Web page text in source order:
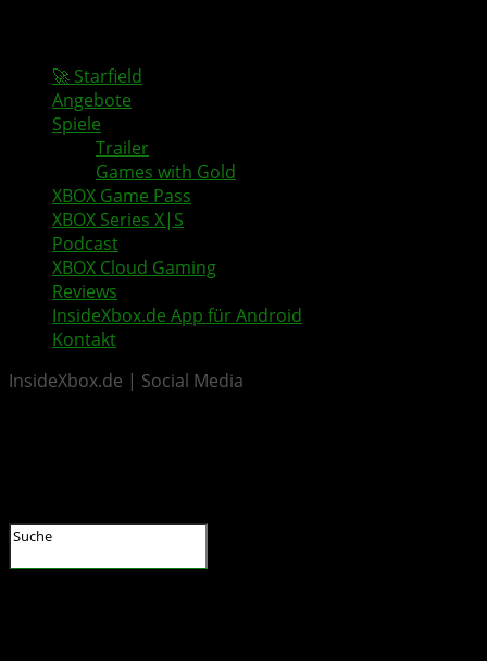
🚀 Starfield
Angebote
Spiele
Trailer
Games with Gold
XBOX Game Pass
XBOX Series X|S
Podcast
XBOX Cloud Gaming
Reviews
InsideXbox.de App für Android
Kontakt
InsideXbox.de | Social Media